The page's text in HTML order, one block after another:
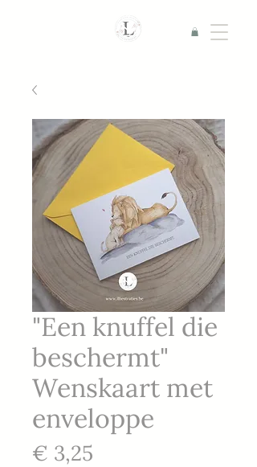
"Een knuffel die
beschermt"
Wenskaart met
enveloppe
€ 3,25